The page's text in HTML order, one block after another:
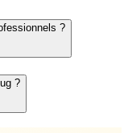
?
?